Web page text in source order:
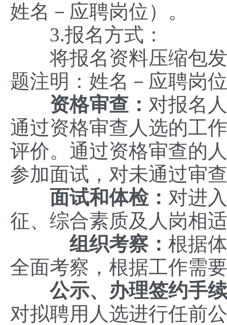
姓名－应聘岗位）。
3.报名方式：
将报名资料压缩包发
题注明：姓名－应聘岗
资格审查： 对报名
通过资格审查人选的工
评价。通过资格审查的
参加面试，对未通过审
面试和体检： 对进
征、综合素质及人岗相
组织考察： 根据
全面考察，根据工作需
公示、办理签约手
对拟聘用人选进行任前